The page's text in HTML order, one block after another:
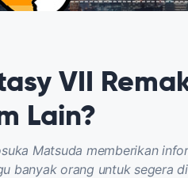
VII
Lain?
Matsuda memberikan
banyak orang untuk segera